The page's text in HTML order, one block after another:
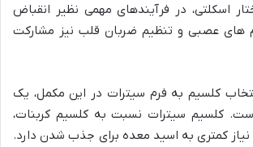
اسکلتی، در فرآیندهای مهمی نظیر انقباض
های عصبی و تنظیم ضربان قلب نیز مشارکت
کلسیم به فرم سیترات در این مکمل، یک
کلسیم سیترات نسبت به کلسیم کربنات،
نیاز کمتری به اسید معده برای جذب شدن دارد.